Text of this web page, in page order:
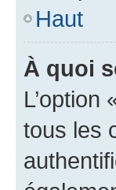
Haut
À quoi
tous les